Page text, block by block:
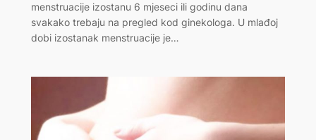
menstruacije izostanu 6 mjeseci ili godinu dana
svakako trebaju na pregled kod ginekologa. U mlađoj
dobi izostanak menstruacije je…